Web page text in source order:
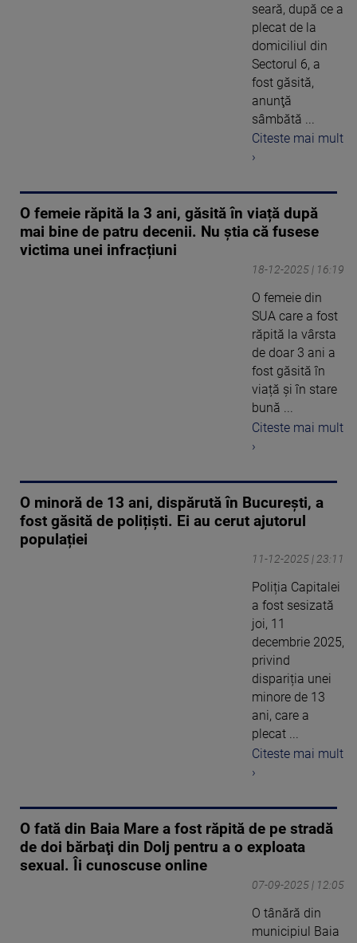
seară, după ce a
plecat de la
domiciliul din
Sectorul 6, a
fost găsită,
anunţă
sâmbătă ...
Citeste mai mult
›
O femeie răpită la 3 ani, găsită în viață după
mai bine de patru decenii. Nu știa că fusese
victima unei infracțiuni
18-12-2025 | 16:19
O femeie din
SUA care a fost
răpită la vârsta
de doar 3 ani a
fost găsită în
viață și în stare
bună ...
Citeste mai mult
›
O minoră de 13 ani, dispărută în București, a
fost găsită de polițiști. Ei au cerut ajutorul
populației
11-12-2025 | 23:11
Poliția Capitalei
a fost sesizată
joi, 11
decembrie 2025,
privind
dispariția unei
minore de 13
ani, care a
plecat ...
Citeste mai mult
›
O fată din Baia Mare a fost răpită de pe stradă
de doi bărbaţi din Dolj pentru a o exploata
sexual. Îi cunoscuse online
07-09-2025 | 12:05
O tânără din
municipiul Baia